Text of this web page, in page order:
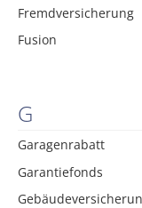
Fremdversicherung
Fusion
G
Garagenrabatt
Garantiefonds